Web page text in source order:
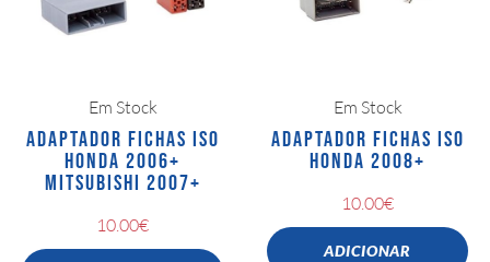
Em Stock
ADAPTADOR FICHAS ISO
HONDA 2006+
MITSUBISHI 2007+
10.00€
Em Stock
ADAPTADOR FICHAS ISO
HONDA 2008+
10.00€
ADICIONAR